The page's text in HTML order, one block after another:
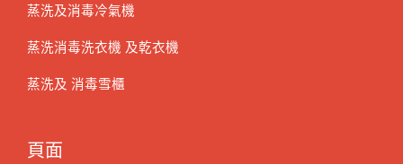
蒸洗及消毒冷氣機
蒸洗消毒洗衣機 及乾衣機
蒸洗及 消毒雪櫃
頁面